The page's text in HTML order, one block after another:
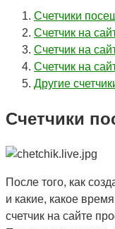
Счетчики
Счетчик на
Счетчик на
Счетчик на
Другие
Счетчики
После того, как
и какие, какое
счетчик на сайте